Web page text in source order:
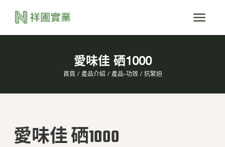
愛味佳 硒1000
首頁 產品介紹 產品-功效 抗緊迫
愛味佳 硒1000